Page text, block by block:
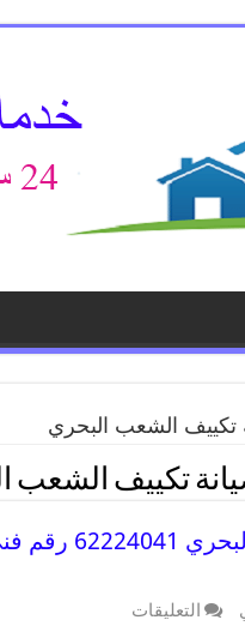
تكييف الشعب البحري
تكييف الشعب
رقم فني
التعليقات